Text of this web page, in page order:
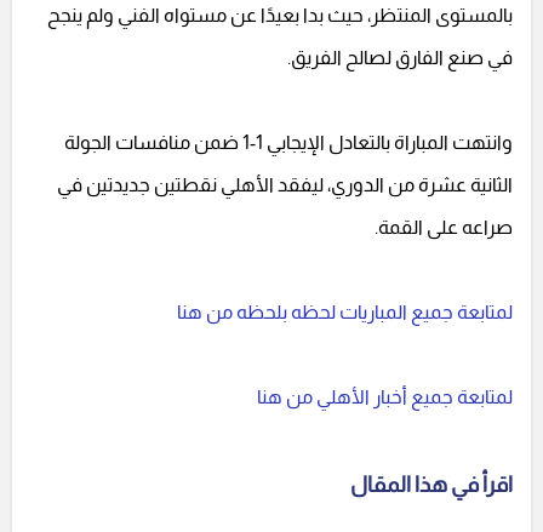
بالمستوى المنتظر، حيث بدا بعيدًا عن مستواه الفني ولم ينجح
في صنع الفارق لصالح الفريق.
وانتهت المباراة بالتعادل الإيجابي 1-1 ضمن منافسات الجولة
الثانية عشرة من الدوري، ليفقد الأهلي نقطتين جديدتين في
صراعه على القمة.
لمتابعة جميع المباريات لحظه بلحظه من هنا
لمتابعة جميع أخبار الأهلي من هنا
اقرأ في هذا المقال